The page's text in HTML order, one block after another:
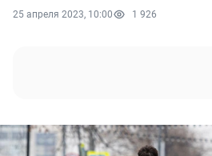
25 апреля 2023, 10:00 1 926